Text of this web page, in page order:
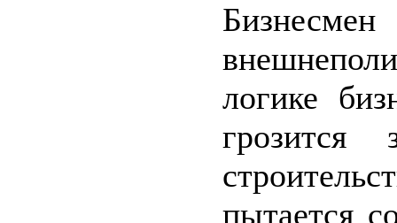
логике
грозится
пытается